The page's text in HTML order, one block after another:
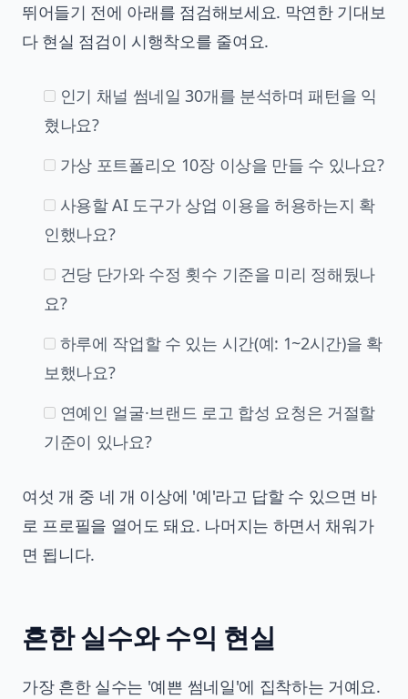
뛰어들기 전에 아래를 점검해보세요. 막연한 기대보
다 현실 점검이 시행착오를 줄여요.
인기 채널 썸네일 30개를 분석하며 패턴을 익
혔나요?
가상 포트폴리오 10장 이상을 만들 수 있나요?
사용할 AI 도구가 상업 이용을 허용하는지 확
인했나요?
건당 단가와 수정 횟수 기준을 미리 정해뒀나
요?
하루에 작업할 수 있는 시간(예: 1~2시간)을 확
보했나요?
연예인 얼굴·브랜드 로고 합성 요청은 거절할
기준이 있나요?
여섯 개 중 네 개 이상에 '예'라고 답할 수 있으면 바
로 프로필을 열어도 돼요. 나머지는 하면서 채워가
면 됩니다.
흔한 실수와 수익 현실
가장 흔한 실수는 '예쁜 썸네일'에 집착하는 거예요.